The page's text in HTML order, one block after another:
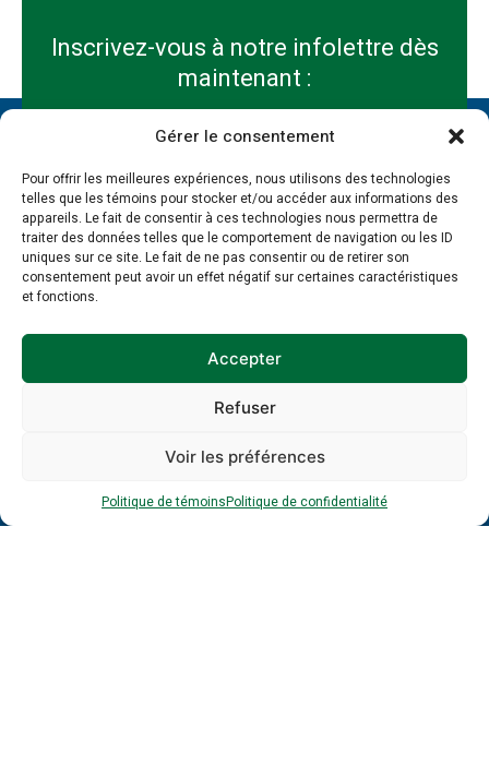
Gérer le consentement
Pour offrir les meilleures expériences, nous utilisons des technologies
telles que les témoins pour stocker et/ou accéder aux informations des
appareils. Le fait de consentir à ces technologies nous permettra de
traiter des données telles que le comportement de navigation ou les ID
uniques sur ce site. Le fait de ne pas consentir ou de retirer son
consentement peut avoir un effet négatif sur certaines caractéristiques
et fonctions.
Accepter
Refuser
Voir les préférences
Politique de témoinsPolitique de confidentialité
Inscrivez-vous à notre infolettre dès
maintenant :
*
Nom
*
*
Entreprise
courriel